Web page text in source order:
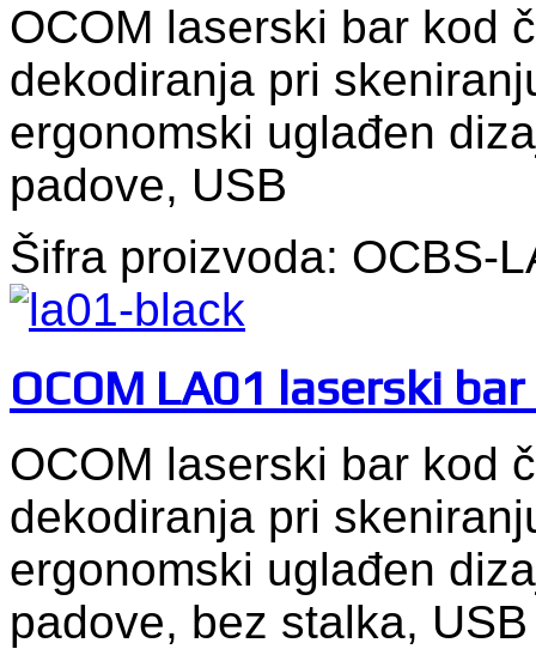
OCOM laserski bar kod
dekodiranja pri
ergonomski uglađen
padove, USB
Šifra proizvoda: OCBS-
OCOM LA01 laserski
OCOM laserski bar kod
dekodiranja pri
ergonomski uglađen
padove, bez stalka, USB